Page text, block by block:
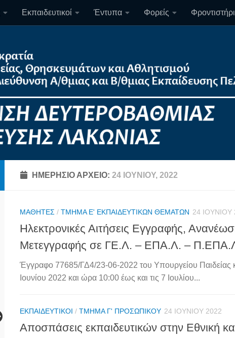
Εκπαιδευτικοί Έντυπα Φορείς
ΗΜΕΡΉΣΙΟ ΑΡΧΕΊΟ: 24 ΙΟΥΝΊΟΥ, 2022
ΜΑΘΗΤΈΣ / ΤΜΉΜΑ Ε' ΕΚΠΑΙΔΕΥΤΙΚΏΝ ΘΕΜΆΤΩΝ 24 ΙΟΥΝΊΟΥ
Ηλεκτρονικές Αιτήσεις Εγγραφής,
Μετεγγραφής σε ΓΕ.Λ. – ΕΠΑ.Λ. –
Έγγραφο 77685/ΓΔ4/23-06-2022 του Υπουργείου Παιδείας
Ιουνίου 2022 και ώρα 10:00 έως και τις 7 Ιουλίου...
ΕΚΠΑΙΔΕΥΤΙΚΟΊ / ΤΜΉΜΑ Γ' ΠΡΟΣΩΠΙΚΟΎ 24 ΙΟΥΝΊΟΥ 2022
Αποσπάσεις εκπαιδευτικών στην Εθνική